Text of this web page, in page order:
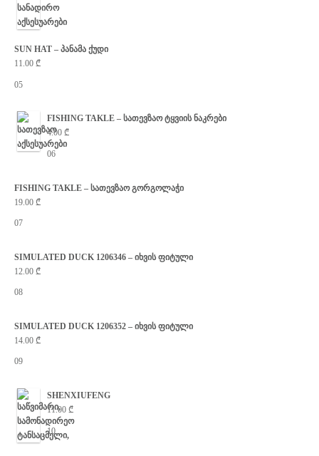
SUN HAT – პანამა ქუდი
11.00 ₾
05
FISHING TAKLE – სათევზაო ტყვიის ნაკრები
4.00 ₾
06
FISHING TAKLE – სათევზაო გორგოლაჭი
19.00 ₾
07
SIMULATED DUCK 1206346 – იხვის ფიტული
12.00 ₾
08
SIMULATED DUCK 1206352 – იხვის ფიტული
14.00 ₾
09
SHENXIUFENG
11.00 ₾
10